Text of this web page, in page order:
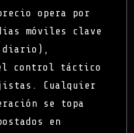
opera por
móviles clave
diario),
el control táctico
Cualquier
se topa
en